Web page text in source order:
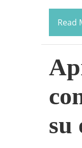
Read
su